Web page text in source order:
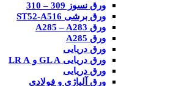
ورق نسوز 309 – 310
ورق برشی ST52-A516
ورق A285 – A283
ورق A285
ورق دریایی
ورق دریایی GL A و LR A
ورق دریایی
ورق آلیاژی و فولادی